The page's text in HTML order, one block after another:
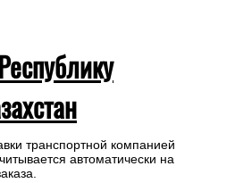
транспортной компанией
автоматически на